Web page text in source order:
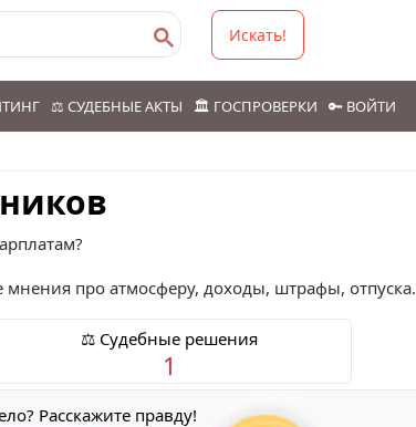
Искать!
⚖️ СУДЕБНЫЕ АКТЫ 🏛️ ГОСПРОВЕРКИ 🔑 ВОЙТИ
мнения про атмосферу, доходы, штрафы, отпуска.
⚖️ Судебные решения
1
Расскажите правду!